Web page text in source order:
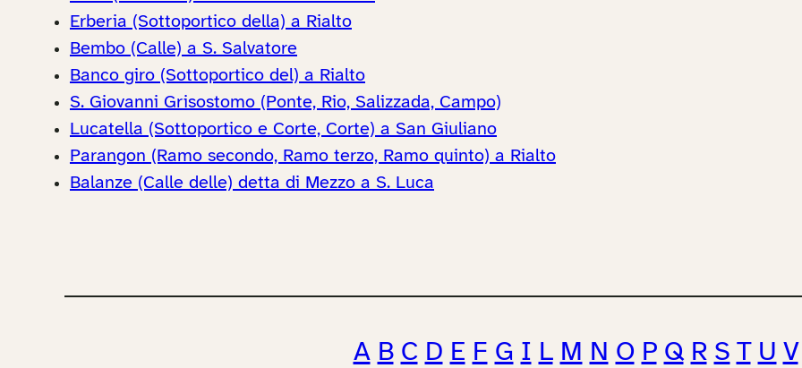
Erberia (Sottoportico della) a Rialto
Bembo (Calle) a S. Salvatore
Banco giro (Sottoportico del) a Rialto
S. Giovanni Grisostomo (Ponte, Rio, Salizzada, Campo)
Lucatella (Sottoportico e Corte, Corte) a San Giuliano
Parangon (Ramo secondo, Ramo terzo, Ramo quinto) a Rialto
Balanze (Calle delle) detta di Mezzo a S. Luca
A B C D E F G I L M N O P Q R S T U V